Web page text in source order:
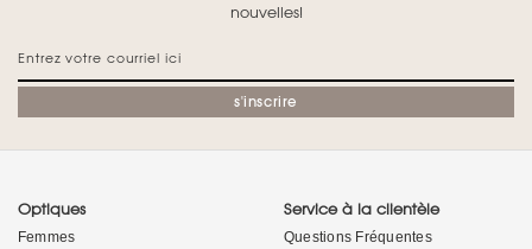
nouvelles!
s'inscrire
Optiques
Femmes
Service à la clientèle
Questions Fréquentes